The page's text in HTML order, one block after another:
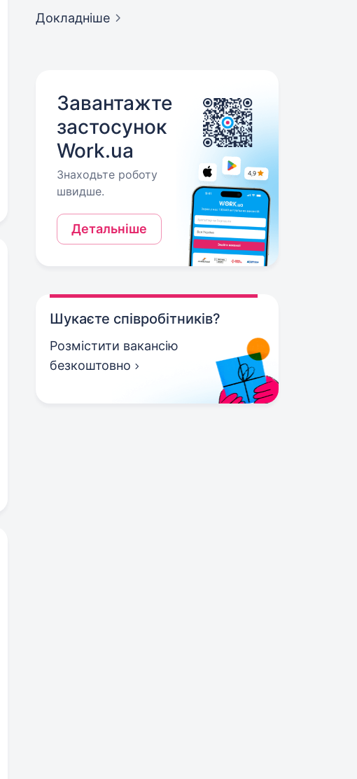
Докладніше
Завантажте
застосунок
Work.ua
Знаходьте роботу
швидше.
Детальніше
Шукаєте співробітників?
Розмістити вакансію
безкоштовно